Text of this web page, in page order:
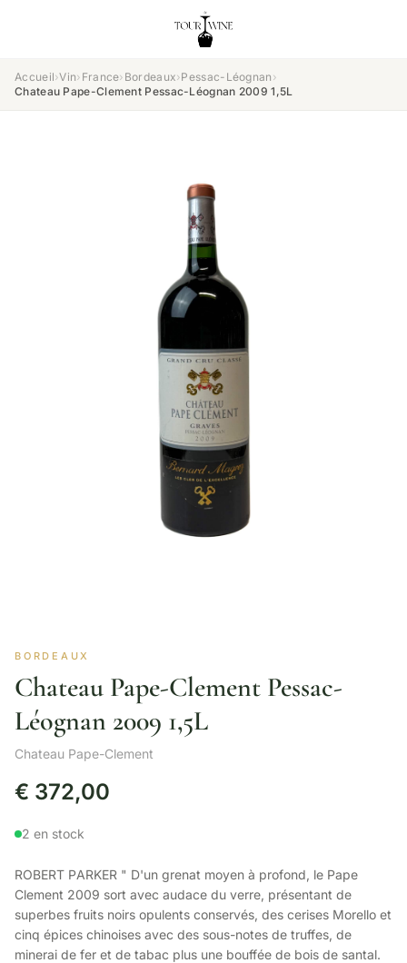
Accueil›Vin› France› Bordeaux›Pessac-Léognan ›
Chateau Pape-Clement Pessac-Léognan 2009 1,5L
BORDEAUX
Chateau Pape-Clement Pessac-
Léognan 2009 1,5L
Chateau Pape-Clement
€ 372,00
2 en stock
ROBERT PARKER " D'un grenat moyen à profond, le Pape
Clement 2009 sort avec audace du verre, présentant de
superbes fruits noirs opulents conservés, des cerises Morello et
cinq épices chinoises avec des sous-notes de truffes, de
minerai de fer et de tabac plus une bouffée de bois de santal.